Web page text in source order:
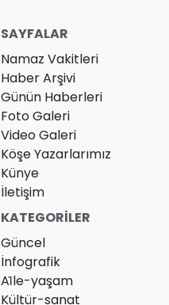
SAYFALAR
Namaz Vakitleri
Haber Arşivi
Günün Haberleri
Foto Galeri
Video Galeri
Köşe Yazarlarımız
Künye
İletişim
KATEGORILER
Güncel
İnfografik
Ai̇le-yaşam
Kültür-sanat